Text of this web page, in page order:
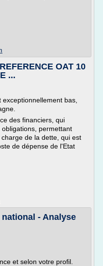
OAT 10
...
bas,
des financiers, qui
permettant
de la dette, qui est
de dépense de l'Etat
- Analyse
et selon votre profil.